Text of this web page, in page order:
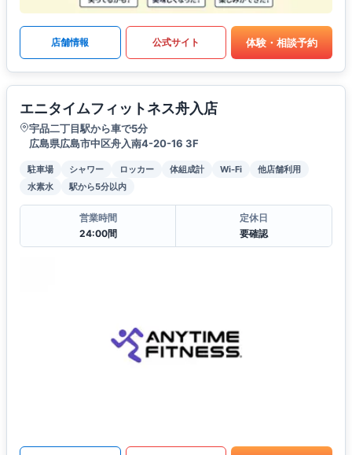
店舗情報 公式サイト 体験・相談予約
エニタイムフィットネス舟入店
宇品二丁目駅から車で5分
広島県広島市中区舟入南4-20-16 3F
駐車場 シャワー ロッカー 体組成計 Wi-Fi
他店舗利用
水素水
駅から5分以内
営業時間
24:00間
定休日
要確認